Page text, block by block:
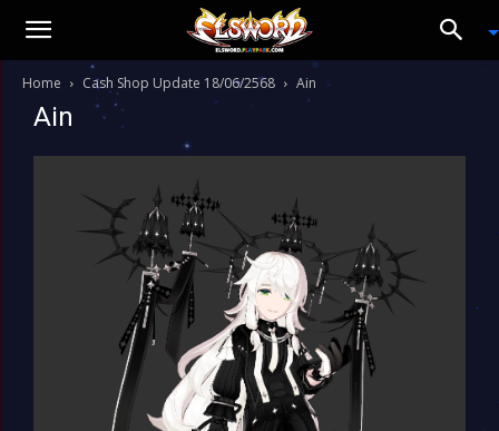
Home Cash Shop Update 18/06/2568 Ain
Ain